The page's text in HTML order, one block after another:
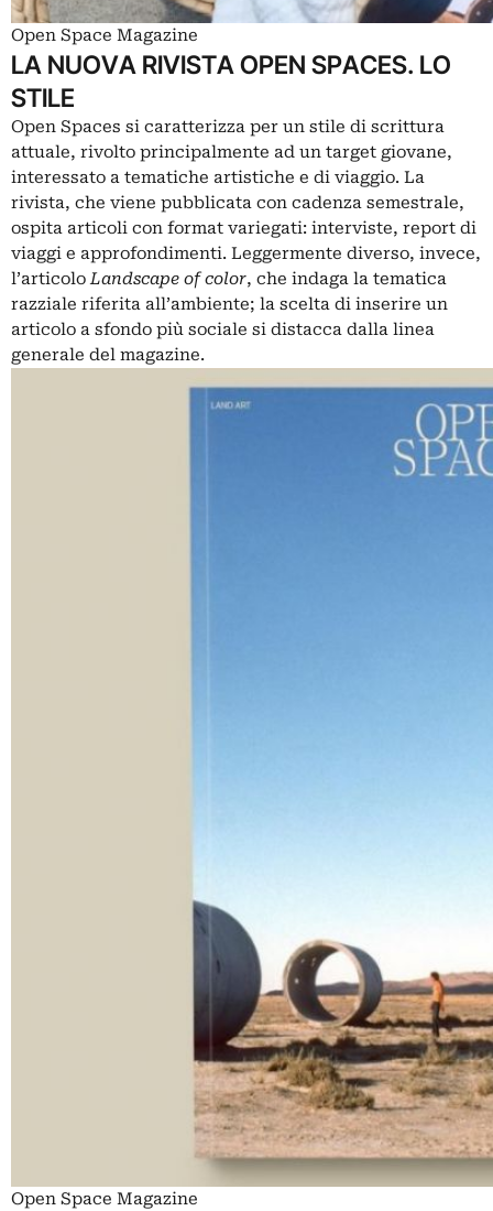
Open Space Magazine
LA NUOVA RIVISTA OPEN SPACES. LO
STILE
Open Spaces si caratterizza per un stile di scrittura
attuale, rivolto principalmente ad un target giovane,
interessato a tematiche artistiche e di viaggio. La
rivista, che viene pubblicata con cadenza semestrale,
ospita articoli con format variegati: interviste, report di
viaggi e approfondimenti. Leggermente diverso, invece,
l’articoloLandscape of color, che indaga la tematica
razziale riferita all’ambiente; la scelta di inserire un
articolo a sfondo più sociale si distacca dalla linea
generale del magazine.
Open Space Magazine